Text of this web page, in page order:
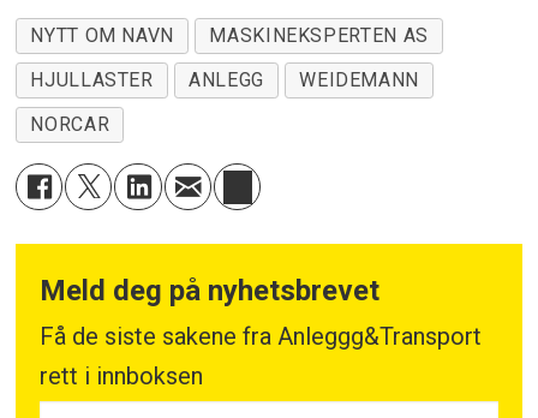
Norge AS som er eier av Eiksenteret Midt-
Norge – og Maskinsenterne AS som er
eiere av Eiksenteret Kløfta, Lier, Hønefoss,
Stokke, Skien, Gol og Vikersund.
som dekker det meste av Norge.
Maskineksperten AS er eier av Sewe
NYTT OM NAVN
MASKINEKSPERTEN AS
HJULLASTER
ANLEGG
WEIDEMANN
NORCAR
Meld deg på nyhetsbrevet
Få de siste sakene fra Anleggg&Transport
rett i innboksen